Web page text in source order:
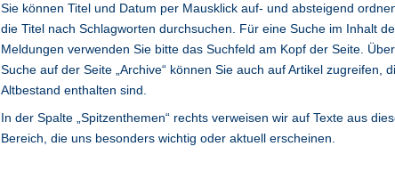
Sie können Titel und Datum per Mausklick auf- und absteigend
die Titel nach Schlagworten durchsuchen. Für eine Suche im Inhalt
Meldungen verwenden Sie bitte das Suchfeld am Kopf der Seite.
Suche auf der Seite „Archive“ können Sie auch auf Artikel zugreifen,
Altbestand enthalten sind.
In der Spalte „Spitzenthemen“ rechts verweisen wir auf Texte aus
Bereich, die uns besonders wichtig oder aktuell erscheinen.